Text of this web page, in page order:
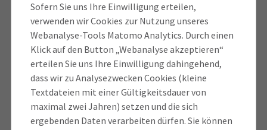
Sofern Sie uns Ihre Einwilligung erteilen,
verwenden wir Cookies zur Nutzung unseres
Webanalyse-Tools Matomo Analytics. Durch einen
Klick auf den Button „Webanalyse akzeptieren“
erteilen Sie uns Ihre Einwilligung dahingehend,
dass wir zu Analysezwecken Cookies (kleine
Textdateien mit einer Gültigkeitsdauer von
maximal zwei Jahren) setzen und die sich
ergebenden Daten verarbeiten dürfen. Sie können
Heimeldinger-Münch und Christina Pliml
durchsetzen. Die IHK-Vollversammlung wählt am 8.
Juli ihr neues Präsidium.
Insgesamt kandidierten in Oberbayern rund 650
Vertreter aus der Wirtschaft für mehr als 400
ehrenamtliche Mandate, darunter 350 Sitze in den 20
IHK-Regionalausschüssen. Die IHK-Wahl findet alle